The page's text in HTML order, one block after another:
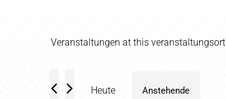
Veranstaltungen at this veranstaltungsort
Heute Anstehende